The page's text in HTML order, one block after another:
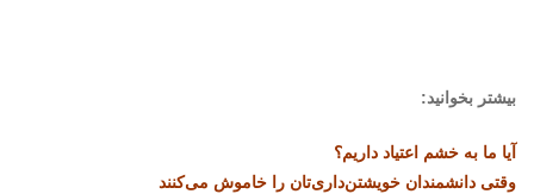
بیشتر بخوانید:
آیا ما به خشم اعتیاد داریم؟
وقتی دانشمندان خویشتن‌داری‌تان را خاموش می‌کنند